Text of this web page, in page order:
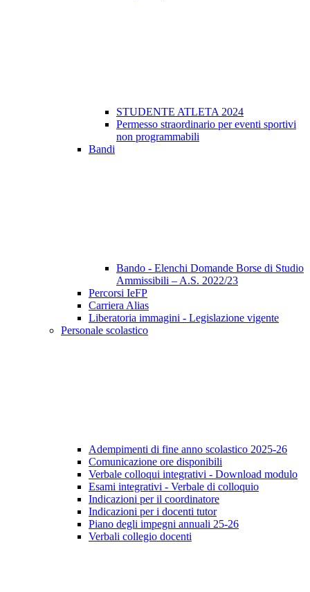
STUDENTE ATLETA 2024
Permesso straordinario per eventi sportivi
non programmabili
Bandi
Bando - Elenchi Domande Borse di Studio
Ammissibili – A.S. 2022/23
Percorsi IeFP
Carriera Alias
Liberatoria immagini - Legislazione vigente
Personale scolastico
Adempimenti di fine anno scolastico 2025-26
Comunicazione ore disponibili
Verbale colloqui integrativi - Download modulo
Esami integrativi - Verbale di colloquio
Indicazioni per il coordinatore
Indicazioni per i docenti tutor
Piano degli impegni annuali 25-26
Verbali collegio docenti